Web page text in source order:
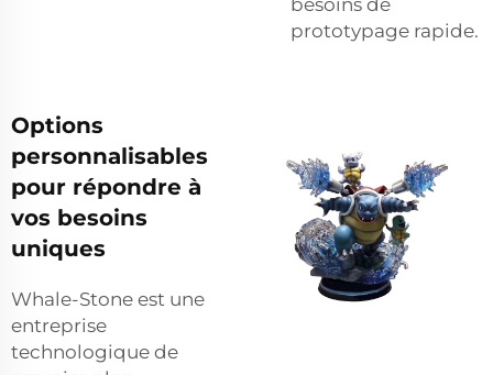
prototypage rapide.
Options
personnalisables
pour répondre à
vos besoins
uniques
Whale-Stone est une
entreprise
technologique de